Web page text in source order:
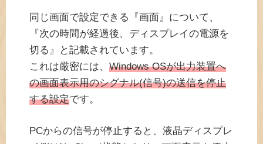
同じ画面で設定できる『画面』について、
『次の時間が経過後、ディスプレイの電源を
切る』と記載されています。
これは厳密には、 Windows OSが出力装置へ
の画面表示用のシグナル(信号)の送信を停止
する設定です。
PCからの信号が停止すると、液晶ディスプレ